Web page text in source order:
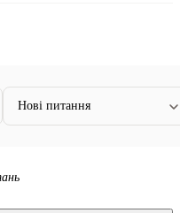
Нові питання